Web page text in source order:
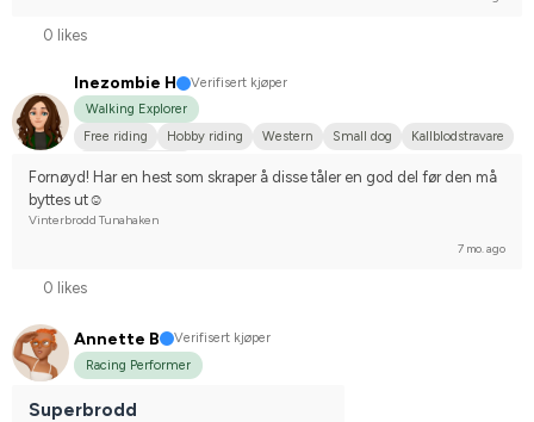
0 likes
Inezombie H
Verifisert kjøper
Walking Explorer
Free riding
Hobby riding Western Small dog
Kallblodstravare
Fornøyd! Har en hest som skraper å disse tåler en god del før den må
byttes ut☺️
Vinterbrodd Tunahaken
7 mo. ago
0 likes
Annette B
Verifisert kjøper
Racing Performer
Superbrodd